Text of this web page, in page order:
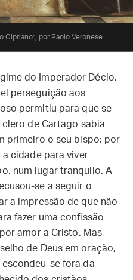
Cipriano”, por Paolo Veronese.
do Imperador Décio,
perseguição aos
permitiu para que se
clero de Cartago sabia
primeiro o seu bispo; por
cidade para viver
num lugar tranquilo. A
se a seguir o
a impressão de que não
fazer uma confissão
amor a Cristo. Mas,
de Deus em oração,
se fora da